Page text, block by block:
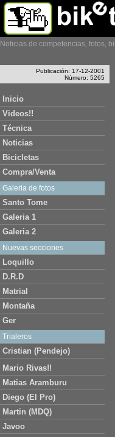
Noticias de competencias, fotos,
Publicación: 17-12-2001
Número: 5265
Inicio
Videos!!
Técnica
Noticias
Bicicletas
Compra/Venta
Galeria de fotos
Santo Tome
Galeria 1
Galeria 2
Nuevas secciones
Loquillo
D.R.D
Matrial
Montaña
Ger
Trialeros
Cristian (Pendejo)
Mario Rivas!!
Matias Aramburu
Diego (El Pro)
Martin (MDQ)
Javoo